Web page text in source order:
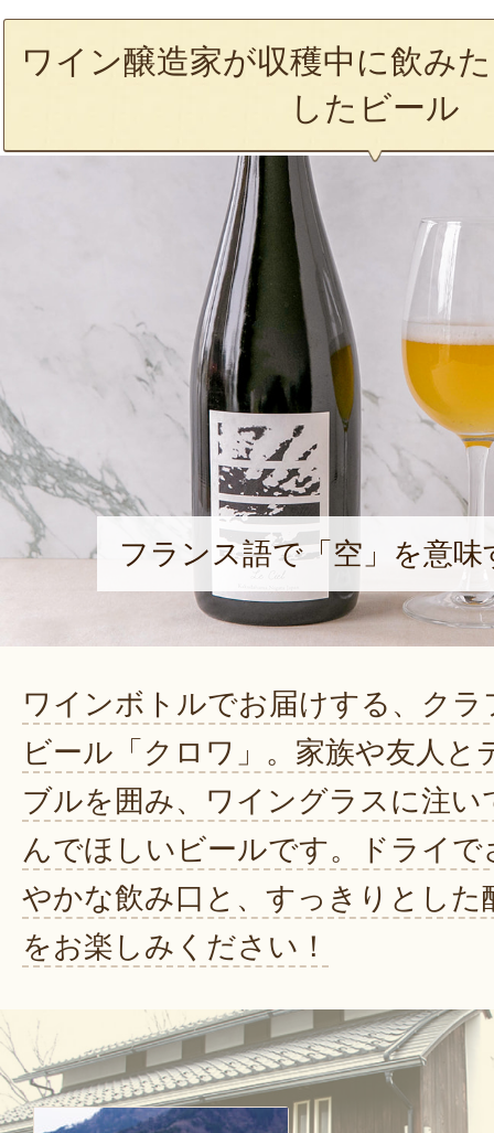
ワイン醸造家が収穫中に飲み
したビール
フランス語で「空」を意
ワインボトルでお届けする、クラ
ビール「クロワ」。家族や友人と
ブルを囲み、ワイングラスに注い
んでほしいビールです。ドライで
やかな飲み口と、すっきりとした
をお楽しみください！